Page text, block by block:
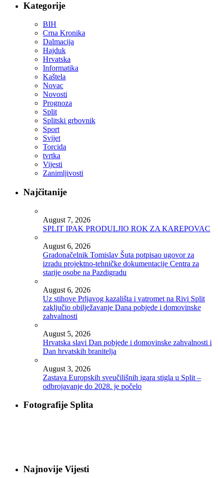
Kategorije
BIH
Crna Kronika
Dalmacija
Hajduk
Hrvatska
Informatika
Kaštela
Novac
Novosti
Prognoza
Split
Splitski grbovnik
Sport
Svijet
Torcida
tvrtka
Vijesti
Zanimljivosti
Najčitanije
August 7, 2026
SPLIT IPAK PRODULJIO ROK ZA KAREPOVAC
August 6, 2026
Gradonačelnik Tomislav Šuta potpisao ugovor za
izradu projektno-tehničke dokumentacije Centra za
starije osobe na Pazdigradu
August 6, 2026
Uz stihove Prljavog kazališta i vatromet na Rivi Split
zaključio obilježavanje Dana pobjede i domovinske
zahvalnosti
August 5, 2026
Hrvatska slavi Dan pobjede i domovinske zahvalnosti i
Dan hrvatskih branitelja
August 3, 2026
Zastava Europskih sveučilišnih igara stigla u Split –
odbrojavanje do 2028. je počelo
Fotografije Splita
Najnovije Vijesti